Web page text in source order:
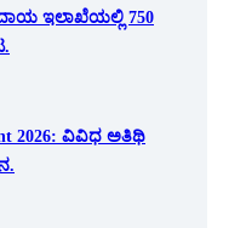
ಇಲಾಖೆಯಲ್ಲಿ 750
2026: ವಿವಿಧ ಅತಿಥಿ